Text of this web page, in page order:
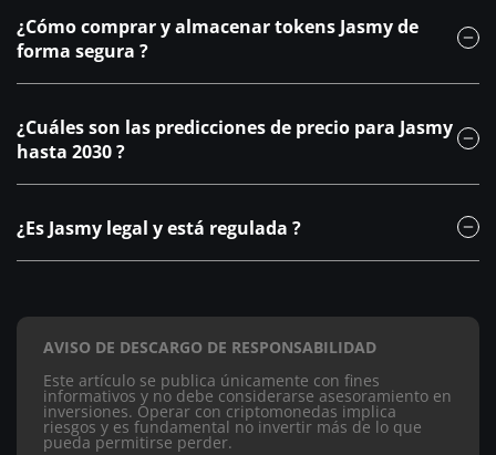
fundamentos más que en predicciones de precios aisladas.
¿Cómo comprar y almacenar tokens Jasmy de
forma segura ?
Coinbase o Bitget después de crear una cuenta y verificar tu
identidad. Para un almacenamiento seguro, opta por
los exchanges.
¿Cuáles son las predicciones de precio para Jasmy
hasta 2030 ?
Las predicciones varían: análisis moderados como el de
Changelly sugieren 0,0999$ para 2029, mientras que las
previsiones más optimistas contemplan más de 1$ para 2030
si la adopción se acelera. Estas proyecciones siguen siendo
¿Es Jasmy legal y está regulada ?
Sí, Jasmy disfruta de un estatus legal favorable,
En la mayoría de los países desarrollados, su uso es legal,
AVISO DE DESCARGO DE RESPONSABILIDAD
Este artículo se publica únicamente con fines
informativos y no debe considerarse asesoramiento en
inversiones. Operar con criptomonedas implica
riesgos y es fundamental no invertir más de lo que
pueda permitirse perder.